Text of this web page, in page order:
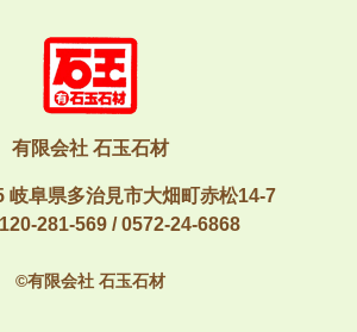
有限会社 石玉石材
岐阜県多治見市大畑町赤松14-7
281-569 /0572-24-6868
©有限会社 石玉石材